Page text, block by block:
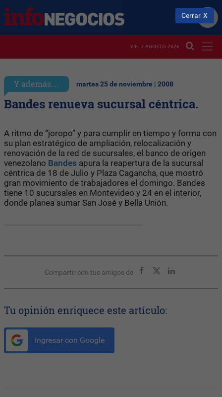
VIE. 7 AGOSTO 2026
Y además… martes 25 de noviembre | 2008
Bandes renueva sucursal céntrica.
A ritmo de “joropo” y para cumplir en tiempo y forma con
su plan estratégico de ampliación, relocalización y
renovación de la red de sucursales, el banco de origen
venezolano Bandes apura la reapertura de la sucursal
céntrica de 18 de Julio y Plaza Cagancha, que mostró
gran movimiento de trabajadores el domingo. Bandes
tiene 10 sucursales en Montevideo y 24 en el interior,
donde planea sumar San José y Bella Unión.
Compartir con tus amigos de
Tu opinión enriquece este artículo:
Ingresar con Google
Cerrar